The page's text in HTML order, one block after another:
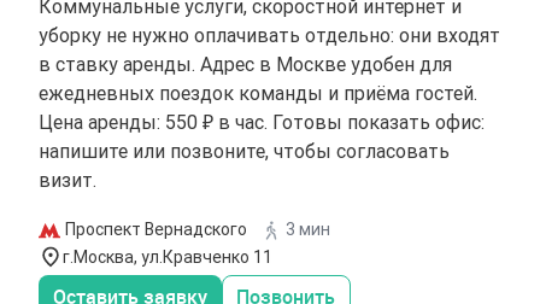
Коммунальные услуги, скоростной интернет и
уборку не нужно оплачивать отдельно: они входят
в ставку аренды. Адрес в Москве удобен для
ежедневных поездок команды и приёма гостей.
Цена аренды: 550 ₽ в час. Готовы показать офис:
напишите или позвоните, чтобы согласовать
визит.
Проспект Вернадского
3 мин
г.Москва, ул.Кравченко 11
Оставить заявку Позвонить